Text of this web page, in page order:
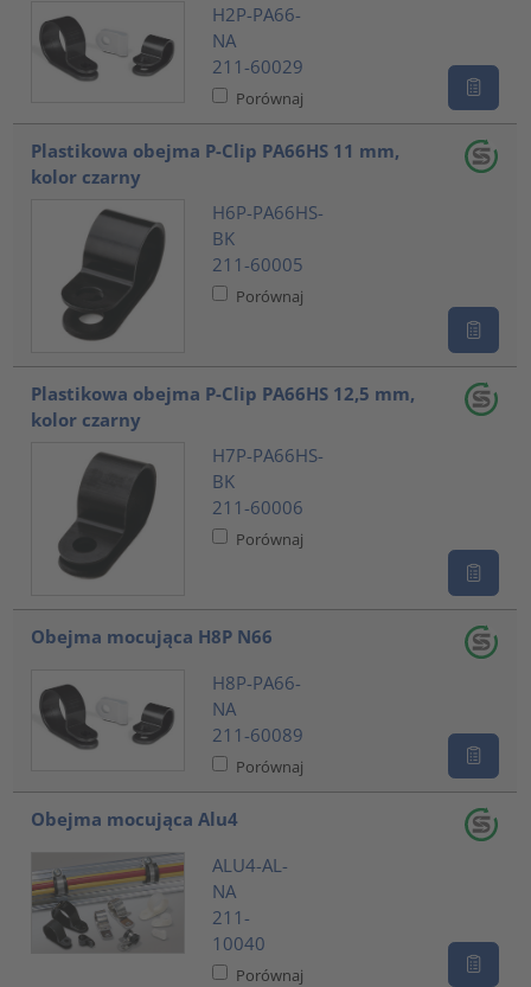
H2P-PA66-
NA
211-60029
Porównaj
Plastikowa obejma P-Clip PA66HS 11 mm,
kolor czarny
H6P-PA66HS-
BK
211-60005
Porównaj
Plastikowa obejma P-Clip PA66HS 12,5 mm,
kolor czarny
H7P-PA66HS-
BK
211-60006
Porównaj
Obejma mocująca H8P N66
H8P-PA66-
NA
211-60089
Porównaj
Obejma mocująca Alu4
ALU4-AL-
NA
211-
10040
Porównaj